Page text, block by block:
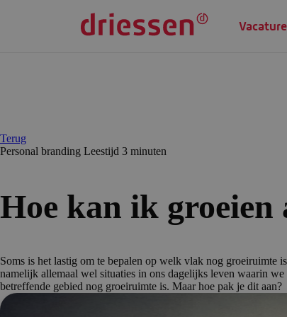
Terug
Personal branding Leestijd 3 minuten
Hoe kan ik groeien
Soms is het lastig om te bepalen op welk vlak nog groeiruimte
namelijk allemaal wel situaties in ons dagelijks leven waarin
betreffende gebied nog groeiruimte is. Maar hoe pak je dit aan?